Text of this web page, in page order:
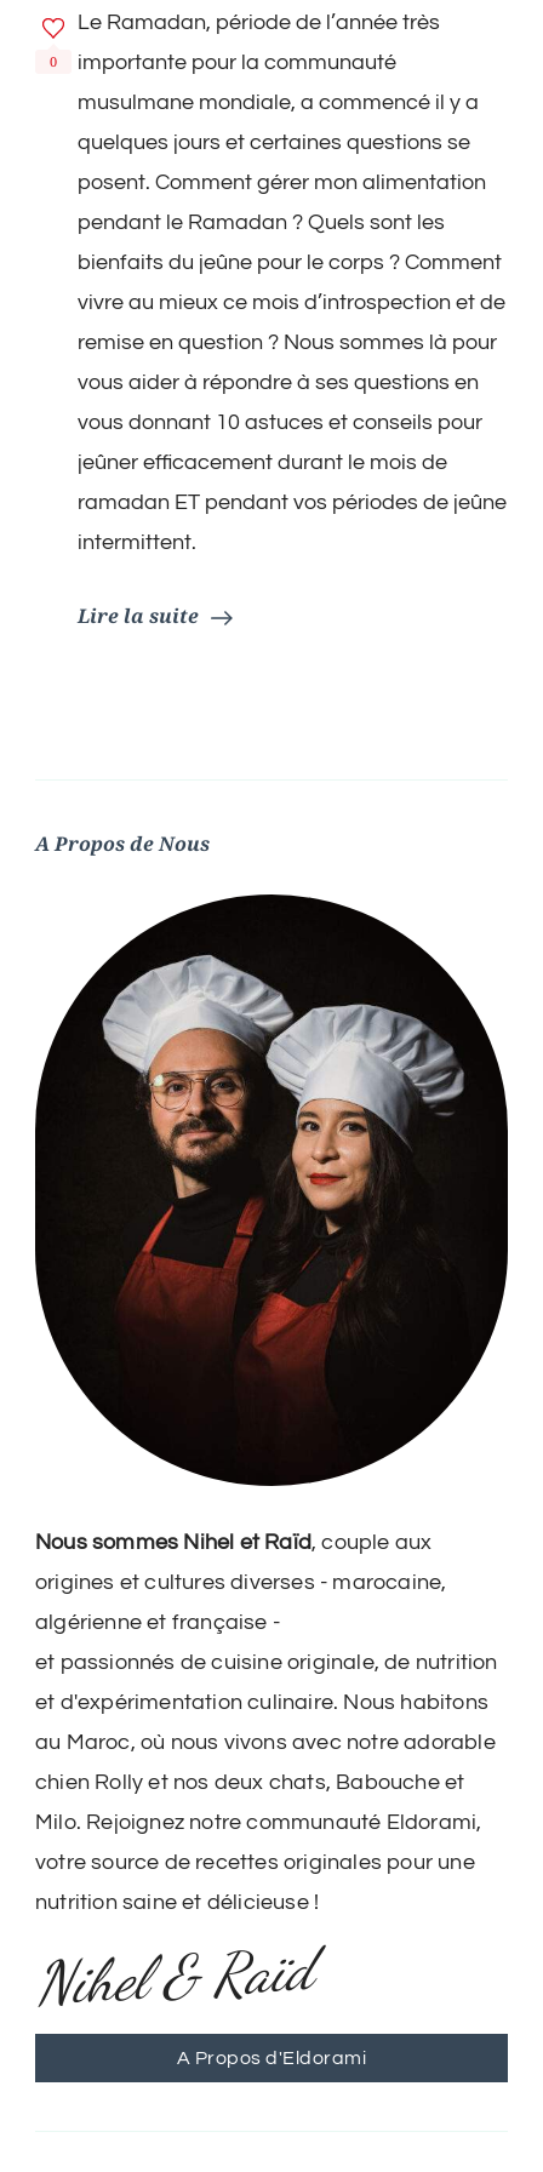
2023
10
conseils
bien
jeuner
0
Le Ramadan, période de l’année très
importante pour la communauté
musulmane mondiale, a commencé il y a
quelques jours et certaines questions se
posent. Comment gérer mon alimentation
pendant le Ramadan ? Quels sont les
bienfaits du jeûne pour le corps ? Comment
vivre au mieux ce mois d’introspection et de
remise en question ? Nous sommes là pour
vous aider à répondre à ses questions en
vous donnant 10 astuces et conseils pour
jeûner efficacement durant le mois de
ramadan ET pendant vos périodes de jeûne
intermittent.
Lire la suite
A Propos de Nous
Nous sommes Nihel et Raïd, couple aux
origines et cultures diverses - marocaine,
algérienne et française -
et passionnés de cuisine originale, de nutrition
et d'expérimentation culinaire. Nous habitons
au Maroc, où nous vivons avec notre adorable
chien Rolly et nos deux chats, Babouche et
Milo. Rejoignez notre communauté Eldorami,
votre source de recettes originales pour une
nutrition saine et délicieuse !
Nihel & Raïd
A Propos d'Eldorami